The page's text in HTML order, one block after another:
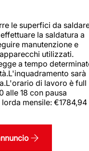
le superfici da
la saldatura a
manutenzione e
utilizzati.
a tempo
sarà
di lavoro è full
alle 18 con pausa
mensile: €1784,94